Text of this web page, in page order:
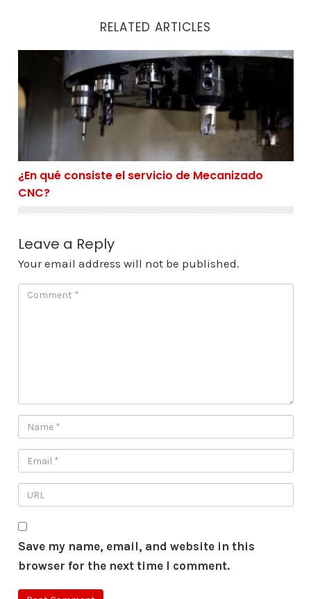
RELATED ARTICLES
¿En qué consiste el servicio de Mecanizado CNC?
¿En qué consiste el servicio de Mecanizado
CNC?
Leave a Reply
Your email address will not be published.
Save my name, email, and website in this
browser for the next time I comment.